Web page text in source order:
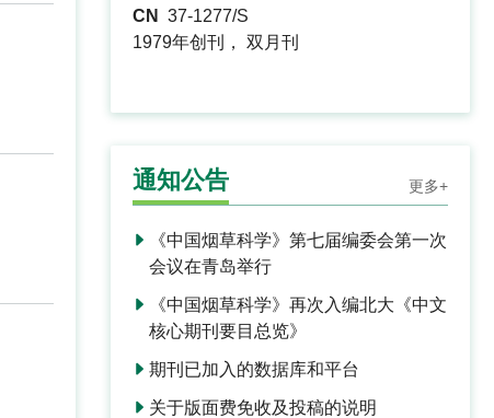
CN
37-1277/S
1979年创刊， 双月刊
通知公告 更多+
《中国烟草科学》第七届编委会第一次
会议在青岛举行
《中国烟草科学》再次入编北大《中文
核心期刊要目总览》
期刊已加入的数据库和平台
关于版面费免收及投稿的说明